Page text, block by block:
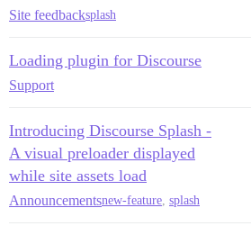
Site feedbacksplash
Loading plugin for Discourse
Support
Introducing Discourse Splash -
A visual preloader displayed
while site assets load
Announcementsnew-feature, splash